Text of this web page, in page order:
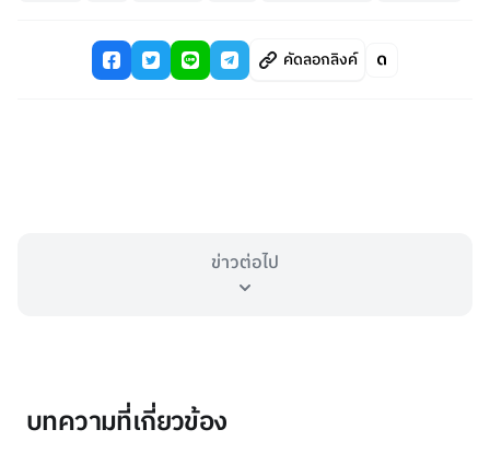
คัดลอกลิงค์
ข่าวต่อไป
บทความที่เกี่ยวข้อง